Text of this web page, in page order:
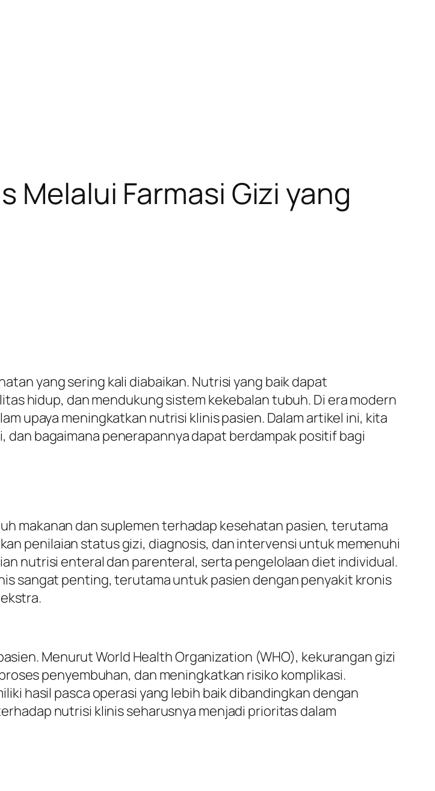
Melalui Farmasi Gizi yang
yang sering kali diabaikan. Nutrisi yang baik dapat
hidup, dan mendukung sistem kekebalan tubuh. Di era modern
upaya meningkatkan nutrisi klinis pasien. Dalam artikel ini, kita
dan bagaimana penerapannya dapat berdampak positif bagi
makanan dan suplemen terhadap kesehatan pasien, terutama
penilaian status gizi, diagnosis, dan intervensi untuk memenuhi
nutrisi enteral dan parenteral, serta pengelolaan diet individual.
sangat penting, terutama untuk pasien dengan penyakit kronis
Menurut World Health Organization (WHO), kekurangan gizi
penyembuhan, dan meningkatkan risiko komplikasi.
hasil pasca operasi yang lebih baik dibandingkan dengan
nutrisi klinis seharusnya menjadi prioritas dalam